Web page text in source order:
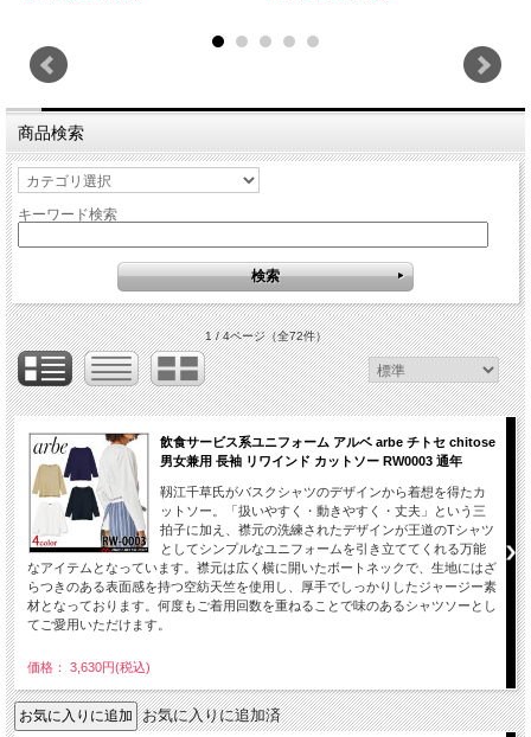
商品検索
キーワード検索
1 / 4ページ（全72件）
飲食サービス系ユニフォーム アルベ arbe チトセ chitose
男女兼用 長袖 リワインド カットソー RW0003 通年
靱江千草氏がバスクシャツのデザインから着想を得たカ
ットソー。「扱いやすく・動きやすく・丈夫」という三
拍子に加え、襟元の洗練されたデザインが王道のTシャツ
としてシンプルなユニフォームを引き立ててくれる万能
なアイテムとなっています。襟元は広く横に開いたボートネックで、生地にはざ
らつきのある表面感を持つ空紡天竺を使用し、厚手でしっかりしたジャージー素
材となっております。何度もご着用回数を重ねることで味のあるシャツソーとし
てご愛用いただけます。
価格： 3,630円(税込)
お気に入りに追加済